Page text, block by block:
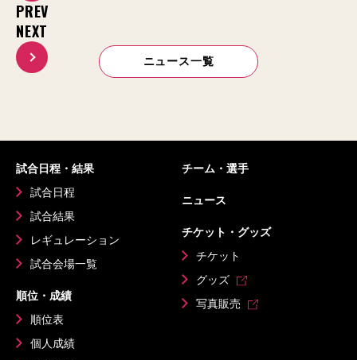
PREV
ニュース一覧
NEXT
試合日程・結果
試合日程
試合結果
レギュレーション
試合会場一覧
順位・成績
順位表
個人成績
チーム・選手
ニュース
チケット・グッズ
チケット
グッズ
写真販売